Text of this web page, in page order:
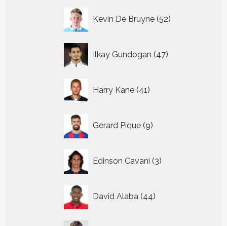
Kevin De Bruyne 52
producten
Ilkay Gundogan 47
producten
Harry Kane 41
producten
Gerard Pique 9
producten
Edinson Cavani 3
producten
David Alaba 44
producten